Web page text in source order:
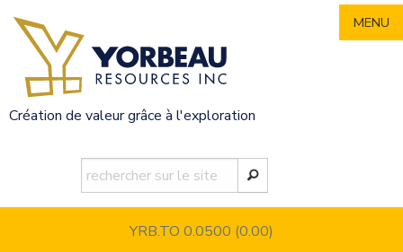
content
Création de valeur grâce à l'exploration
YRB.TO 0.0500 (0.00)
MENU